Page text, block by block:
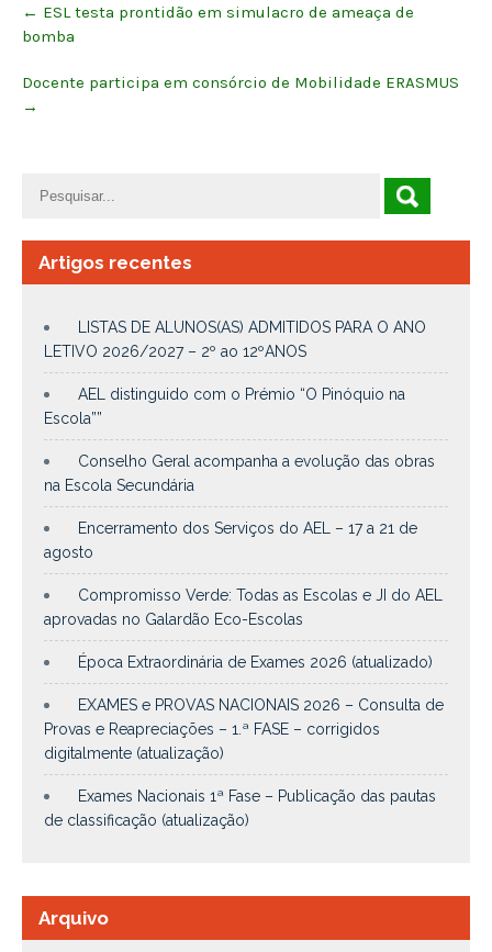
navigation
← ESL testa prontidão em simulacro de ameaça de
bomba
Docente participa em consórcio de Mobilidade ERASMUS
→
Artigos recentes
LISTAS DE ALUNOS(AS) ADMITIDOS PARA O ANO
LETIVO 2026/2027 – 2º ao 12ºANOS
AEL distinguido com o Prémio “O Pinóquio na
Escola””
Conselho Geral acompanha a evolução das obras
na Escola Secundária
Encerramento dos Serviços do AEL – 17 a 21 de
agosto
Compromisso Verde: Todas as Escolas e JI do AEL
aprovadas no Galardão Eco-Escolas
Época Extraordinária de Exames 2026 (atualizado)
EXAMES e PROVAS NACIONAIS 2026 – Consulta de
Provas e Reapreciações – 1.ª FASE – corrigidos
digitalmente (atualização)
Exames Nacionais 1ª Fase – Publicação das pautas
de classificação (atualização)
Arquivo